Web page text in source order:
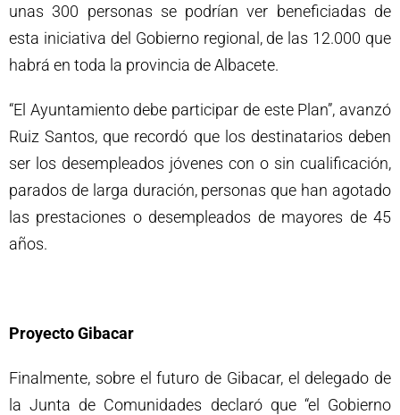
unas 300 personas se podrían ver beneficiadas de
esta iniciativa del Gobierno regional, de las 12.000 que
habrá en toda la provincia de Albacete.
“El Ayuntamiento debe participar de este Plan”, avanzó
Ruiz Santos, que recordó que los destinatarios deben
ser los desempleados jóvenes con o sin cualificación,
parados de larga duración, personas que han agotado
las prestaciones o desempleados de mayores de 45
años.
Proyecto Gibacar
Finalmente, sobre el futuro de Gibacar, el delegado de
la Junta de Comunidades declaró que “el Gobierno